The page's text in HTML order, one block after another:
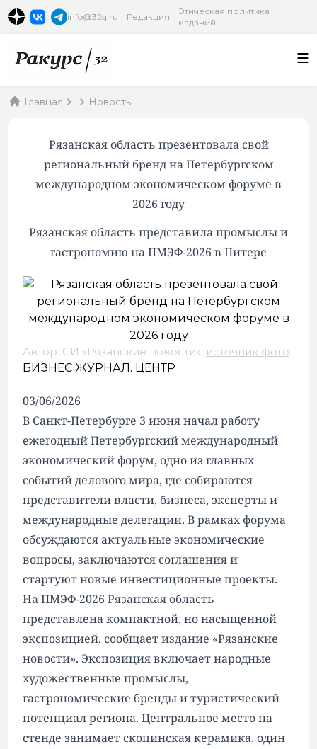
info@32q.ru Редакция
Этическая политика
изданий
Главная Новость
Рязанская область презентовала свой
региональный бренд на Петербургском
международном экономическом форуме в
2026 году
Рязанская область представила промыслы и
гастрономию на ПМЭФ-2026 в Питере
Автор: СИ «Рязанские новости», источник фото.
БИЗНЕС ЖУРНАЛ. ЦЕНТР
03/06/2026
В Санкт-Петербурге 3 июня начал работу
ежегодный Петербургский международный
экономический форум, одно из главных
событий делового мира, где собираются
представители власти, бизнеса, эксперты и
международные делегации. В рамках форума
обсуждаются актуальные экономические
вопросы, заключаются соглашения и
стартуют новые инвестиционные проекты.
На ПМЭФ-2026 Рязанская область
представлена компактной, но насыщенной
экспозицией, сообщает издание «Рязанские
новости». Экспозиция включает народные
художественные промыслы,
гастрономические бренды и туристический
потенциал региона. Центральное место на
стенде занимает скопинская керамика, один